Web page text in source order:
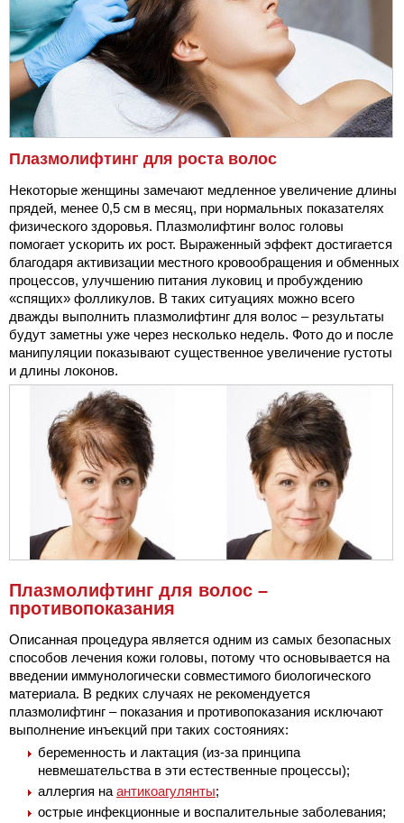
Плазмолифтинг для роста волос
Некоторые женщины замечают медленное увеличение длины
прядей, менее 0,5 см в месяц, при нормальных показателях
физического здоровья. Плазмолифтинг волос головы
помогает ускорить их рост. Выраженный эффект достигается
благодаря активизации местного кровообращения и обменных
процессов, улучшению питания луковиц и пробуждению
«спящих» фолликулов. В таких ситуациях можно всего
дважды выполнить плазмолифтинг для волос – результаты
будут заметны уже через несколько недель. Фото до и после
манипуляции показывают существенное увеличение густоты
и длины локонов.
Плазмолифтинг для волос –
противопоказания
Описанная процедура является одним из самых безопасных
способов лечения кожи головы, потому что основывается на
введении иммунологически совместимого биологического
материала. В редких случаях не рекомендуется
плазмолифтинг – показания и противопоказания исключают
выполнение инъекций при таких состояниях:
беременность и лактация (из-за принципа
невмешательства в эти естественные процессы);
аллергия на антикоагулянты;
острые инфекционные и воспалительные заболевания;